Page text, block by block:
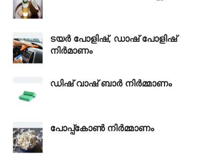
ടയർ പോളിഷ്, ഡാഷ് പോളിഷ്
നിർമാണം
ഡിഷ് വാഷ് ബാർ നിർമ്മാണം
പോപ്പ്‌കോൺ നിർമ്മാണം